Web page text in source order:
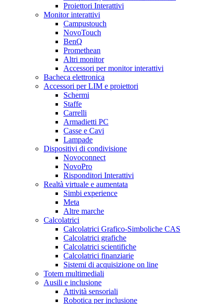
Proiettori Interattivi
Monitor interattivi
Campustouch
NovoTouch
BenQ
Promethean
Altri monitor
Accessori per monitor interattivi
Bacheca elettronica
Accessori per LIM e proiettori
Schermi
Staffe
Carrelli
Armadietti PC
Casse e Cavi
Lampade
Dispositivi di condivisione
Novoconnect
NovoPro
Risponditori Interattivi
Realtà virtuale e aumentata
Simbi experience
Meta
Altre marche
Calcolatrici
Calcolatrici Grafico-Simboliche CAS
Calcolatrici grafiche
Calcolatrici scientifiche
Calcolatrici finanziarie
Sistemi di acquisizione on line
Totem multimediali
Ausili e inclusione
Attività sensoriali
Robotica per inclusione